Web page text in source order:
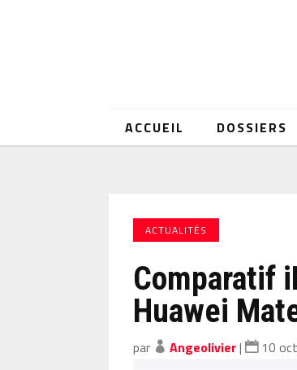
ACCUEIL DOSSIERS
ACTUALITÉS
Comparatif
Huawei
par Angeolivier| 10